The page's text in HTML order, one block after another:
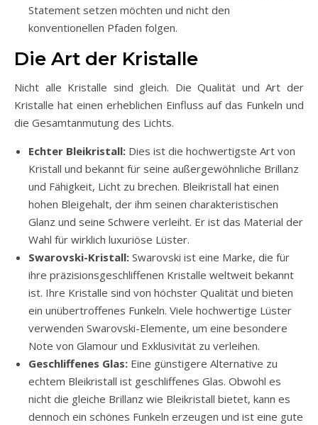
Statement setzen möchten und nicht den
konventionellen Pfaden folgen.
Die Art der Kristalle
Nicht alle Kristalle sind gleich. Die Qualität und Art der
Kristalle hat einen erheblichen Einfluss auf das Funkeln und
die Gesamtanmutung des Lichts.
Echter Bleikristall: Dies ist die hochwertigste Art von
Kristall und bekannt für seine außergewöhnliche Brillanz
und Fähigkeit, Licht zu brechen. Bleikristall hat einen
hohen Bleigehalt, der ihm seinen charakteristischen
Glanz und seine Schwere verleiht. Er ist das Material der
Wahl für wirklich luxuriöse Lüster.
Swarovski-Kristall: Swarovski ist eine Marke, die für
ihre präzisionsgeschliffenen Kristalle weltweit bekannt
ist. Ihre Kristalle sind von höchster Qualität und bieten
ein unübertroffenes Funkeln. Viele hochwertige Lüster
verwenden Swarovski-Elemente, um eine besondere
Note von Glamour und Exklusivität zu verleihen.
Geschliffenes Glas: Eine günstigere Alternative zu
echtem Bleikristall ist geschliffenes Glas. Obwohl es
nicht die gleiche Brillanz wie Bleikristall bietet, kann es
dennoch ein schönes Funkeln erzeugen und ist eine gute